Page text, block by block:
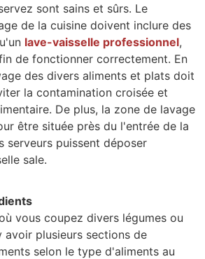
sont sains et sûrs. Le
de la cuisine doivent inclure des
lave-vaisselle professionnel,
de fonctionner correctement. En
des divers aliments et plats doit
la contamination croisée et
De plus, la zone de lavage
être située près du l'entrée de la
serveurs puissent déposer
sale.
vous coupez divers légumes ou
avoir plusieurs sections de
selon le type d'aliments au